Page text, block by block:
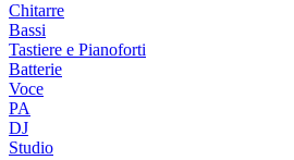
Chitarre
Bassi
Tastiere e Pianoforti
Batterie
Voce
PA
DJ
Studio